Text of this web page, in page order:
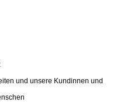
und unsere Kundinnen und